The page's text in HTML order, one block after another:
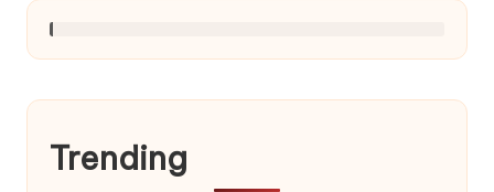
Trending